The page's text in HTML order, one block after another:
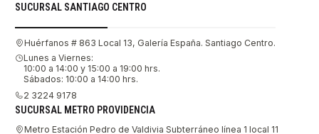
SUCURSAL SANTIAGO CENTRO
Huérfanos # 863 Local 13, Galería España. Santiago Centro.
Lunes a Viernes:
10:00 a 14:00 y 15:00 a 19:00 hrs.
Sábados: 10:00 a 14:00 hrs.
2 3224 9178
SUCURSAL METRO PROVIDENCIA
Metro Estación Pedro de Valdivia Subterráneo línea 1 local 11